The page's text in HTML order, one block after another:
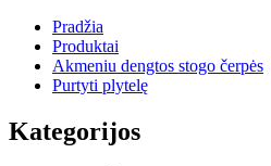
Pradžia
Produktai
Akmeniu dengtos stogo čerpės
Purtyti plytelę
Kategorijos